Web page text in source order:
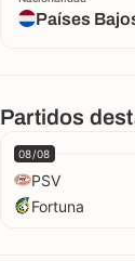
Países
Partidos
08/08
PSV
Fortuna